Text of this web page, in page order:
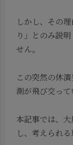
しかし、その
り」とのみ説
せん。
この突然の休
測が飛び交って
本記事では、
し、考えられ